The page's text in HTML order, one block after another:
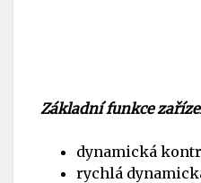
Základní funkce
dynamická
rychlá